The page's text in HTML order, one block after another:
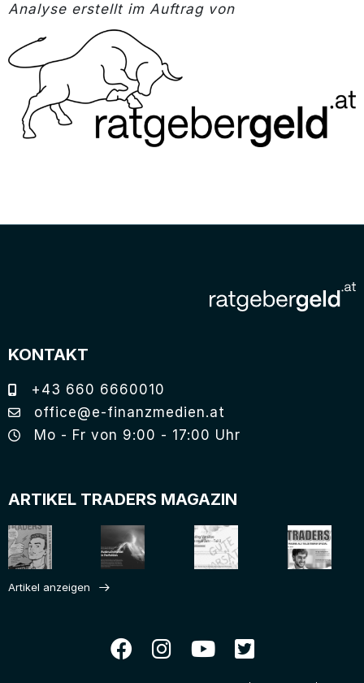
Analyse erstellt im Auftrag von
KONTAKT
+43 660 6660010
office@e-finanzmedien.at
Mo - Fr von 9:00 - 17:00 Uhr
ARTIKEL TRADERS MAGAZIN
Artikel anzeigen